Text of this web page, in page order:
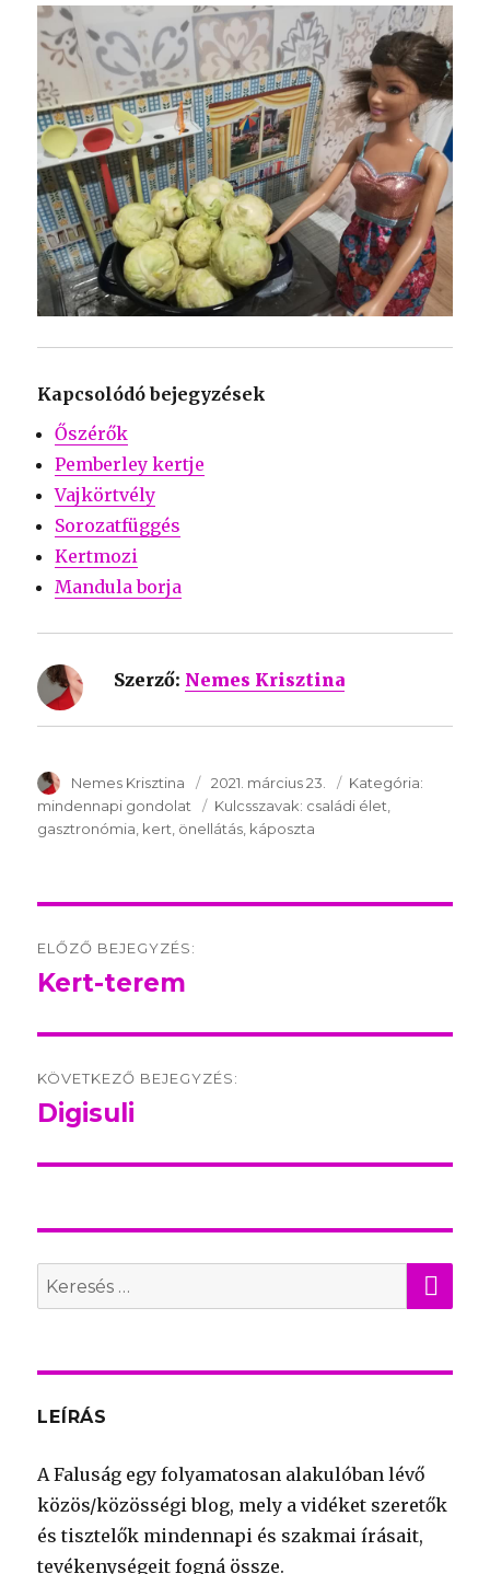
Kapcsolódó bejegyzések
Őszérők
Pemberley kertje
Vajkörtvély
Sorozatfüggés
Kertmozi
Mandula borja
Szerző: Nemes Krisztina
SzerzÅ
Nemes Krisztina Közzétéve:
2021. március 23. Kategória:
mindennapi gondolat
Kulcsszavak: Kulcsszavak:
családi élet
gasztronómia kert önellátás káposzta
navigation
ELŐZŐ BEJEGYZÉS:
Előző
Kert-terem
KÖVETKEZŐ BEJEGYZÉS:
Következő
Digisuli
Search
for:
LEÍRÁS
A Faluság egy folyamatosan alakulóban lévő
közös/közösségi blog, mely a vidéket szeretők
és tisztelők mindennapi és szakmai írásait,
tevékenységeit fogná össze.